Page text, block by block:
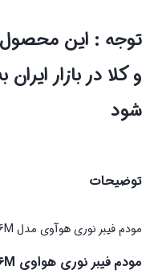
توجه : این
و کلا در بازار
شود
توضیحات
مودم فیبر نوری هوآوی مدل HG8346M با آنتن داخلی